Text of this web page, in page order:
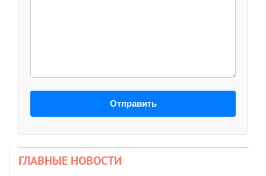
Отправить
ГЛАВНЫЕ НОВОСТИ